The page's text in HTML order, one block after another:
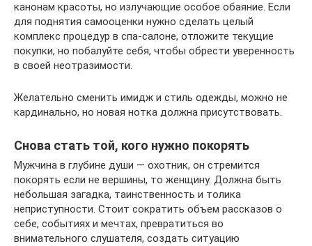
канонам красоты, но излучающие особое обаяние. Если
для поднятия самооценки нужно сделать целый
комплекс процедур в спа-салоне, отложите текущие
покупки, но побалуйте себя, чтобы обрести уверенность
в своей неотразимости.
Желательно сменить имидж и стиль одежды, можно не
кардинально, но новая нотка должна присутствовать.
Снова стать той, кого нужно покорять
Мужчина в глубине души — охотник, он стремится
покорять если не вершины, то женщину. Должна быть
небольшая загадка, таинственность и толика
неприступности. Стоит сократить объем рассказов о
себе, событиях и мечтах, превратиться во
внимательного слушателя, создать ситуацию